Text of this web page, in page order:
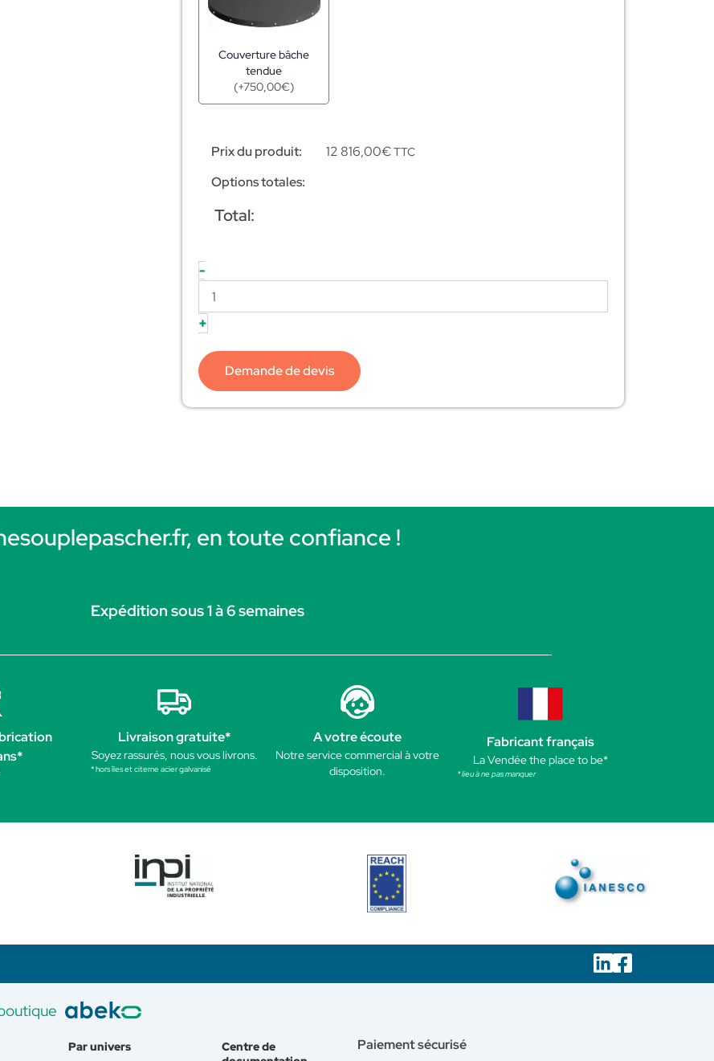
Couverture bâche
tendue
(+750,00€)
Prix du produit: 12 816,00€TTC
Options totales:
Total:
-
+
Demande de devis
en toute confiance !
Expédition sous 1 à 6 semaines
Livraison gratuite*
Soyez rassurés, nous vous livrons.
* hors îles et citerne acier galvanisé
A votre écoute
Notre service commercial à votre
disposition.
Fabricant français
La Vendée the place to be*
* lieu à ne pas manquer
Par univers
Centre de
Paiement sécurisé